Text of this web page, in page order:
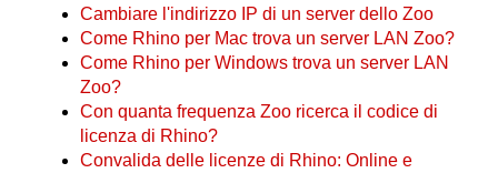
Cambiare l'indirizzo IP di un server dello Zoo
Come Rhino per Mac trova un server LAN Zoo?
Come Rhino per Windows trova un server LAN
Zoo?
Con quanta frequenza Zoo ricerca il codice di
licenza di Rhino?
Convalida delle licenze di Rhino: Online e